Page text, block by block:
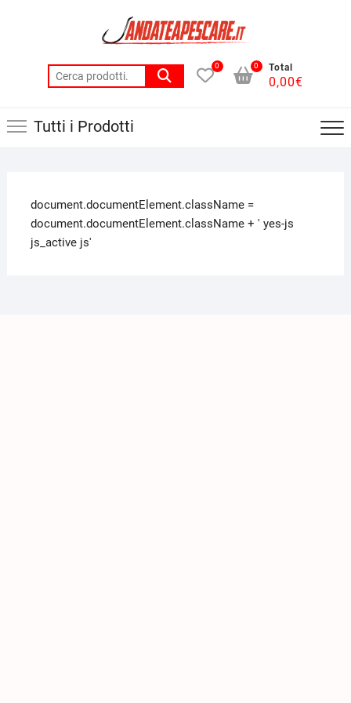
0 Total
0,00€
0
Tutti i Prodotti
document.documentElement.className =
document.documentElement.className + ' yes-js
js_active js'